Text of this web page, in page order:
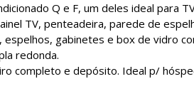
Q e F, um deles ideal para
TV, penteadeira, parede de
gabinetes e box de vidro
redonda.
completo e depósito. Ideal p/